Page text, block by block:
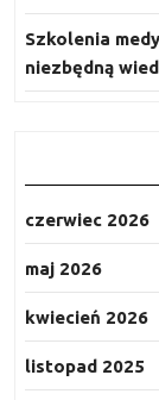
Szkolenia
niezbędną
czerwiec 2026
maj 2026
kwiecień 2026
listopad 2025